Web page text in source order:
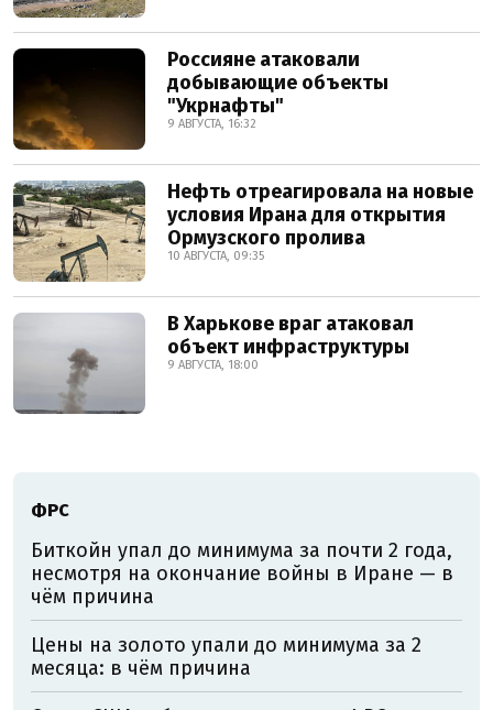
Россияне атаковали
добывающие объекты
"Укрнафты"
9 АВГУСТА, 16:32
Нефть отреагировала на новые
условия Ирана для открытия
Ормузского пролива
10 АВГУСТА, 09:35
В Харькове враг атаковал
объект инфраструктуры
9 АВГУСТА, 18:00
ФРС
Биткойн упал до минимума за почти 2 года,
несмотря на окончание войны в Иране — в
чём причина
Цены на золото упали до минимума за 2
месяца: в чём причина